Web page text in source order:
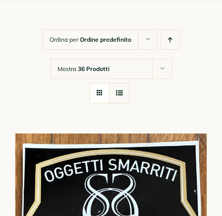
Corsi Online
Contatti
Ordina perOrdine predefinito
Mostra 36 Prodotti